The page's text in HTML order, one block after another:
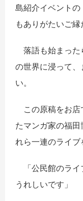
島紹介イベント
もありがたいご縁
落語も始まった
の世界に浸って
い。
この原稿をお店
たマンガ家の福
れら一連のライブ
「公民館のライ
うれしいです」